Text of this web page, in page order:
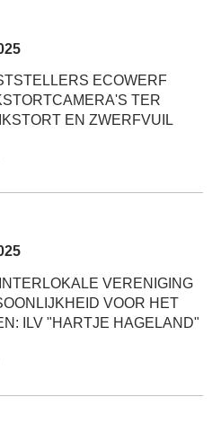
ECOWERF
TER
EN ZWERFVUIL
VERENIGING
VOOR HET
ILV "HARTJE HAGELAND"